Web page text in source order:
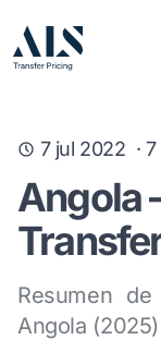
7 jul 2022 ·7
Angola
Resumen
Angola